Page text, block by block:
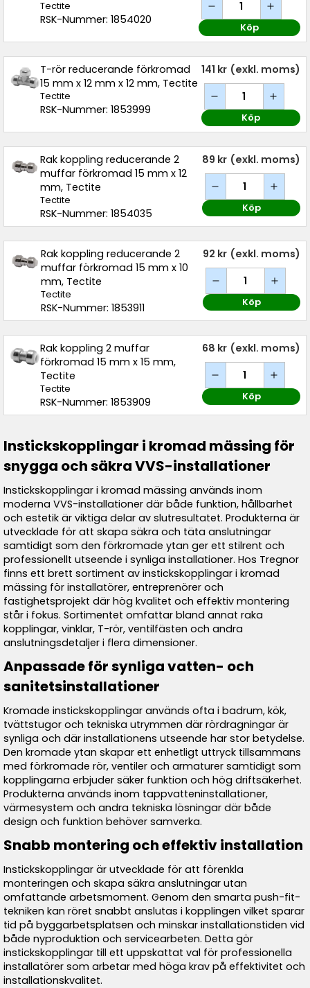
Tectite
RSK-Nummer: 1854020
Köp
T-rör reducerande förkromad
15 mm x 12 mm x 12 mm, Tectite
Tectite
RSK-Nummer: 1853999
141 kr (exkl. moms)
Köp
Rak koppling reducerande 2
muffar förkromad 15 mm x 12
mm, Tectite
Tectite
RSK-Nummer: 1854035
89 kr (exkl. moms)
Köp
Rak koppling reducerande 2
muffar förkromad 15 mm x 10
mm, Tectite
Tectite
RSK-Nummer: 1853911
92 kr (exkl. moms)
Köp
Rak koppling 2 muffar
förkromad 15 mm x 15 mm,
Tectite
Tectite
RSK-Nummer: 1853909
68 kr (exkl. moms)
Köp
Instickskopplingar i kromad mässing för
snygga och säkra VVS-installationer
Instickskopplingar i kromad mässing används inom
moderna VVS-installationer där både funktion, hållbarhet
och estetik är viktiga delar av slutresultatet. Produkterna är
utvecklade för att skapa säkra och täta anslutningar
samtidigt som den förkromade ytan ger ett stilrent och
professionellt utseende i synliga installationer. Hos Tregnor
finns ett brett sortiment av instickskopplingar i kromad
mässing för installatörer, entreprenörer och
fastighetsprojekt där hög kvalitet och effektiv montering
står i fokus. Sortimentet omfattar bland annat raka
kopplingar, vinklar, T-rör, ventilfästen och andra
anslutningsdetaljer i flera dimensioner.
Anpassade för synliga vatten- och
sanitetsinstallationer
Kromade instickskopplingar används ofta i badrum, kök,
tvättstugor och tekniska utrymmen där rördragningar är
synliga och där installationens utseende har stor betydelse.
Den kromade ytan skapar ett enhetligt uttryck tillsammans
med förkromade rör, ventiler och armaturer samtidigt som
kopplingarna erbjuder säker funktion och hög driftsäkerhet.
Produkterna används inom tappvatteninstallationer,
värmesystem och andra tekniska lösningar där både
design och funktion behöver samverka.
Snabb montering och effektiv installation
Instickskopplingar är utvecklade för att förenkla
monteringen och skapa säkra anslutningar utan
omfattande arbetsmoment. Genom den smarta push-fit-
tekniken kan röret snabbt anslutas i kopplingen vilket sparar
tid på byggarbetsplatsen och minskar installationstiden vid
både nyproduktion och servicearbeten. Detta gör
instickskopplingar till ett uppskattat val för professionella
installatörer som arbetar med höga krav på effektivitet och
installationskvalitet.